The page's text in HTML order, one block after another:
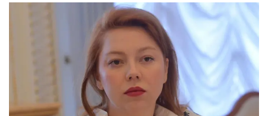
г
о
р
м